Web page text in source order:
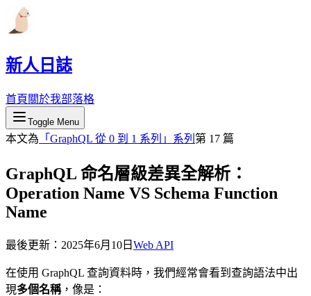
新人日誌
首頁 關於我部落格
Toggle Menu
本文為 「 GraphQL 從 0 到 1 系列 」系列 第 17 篇
GraphQL 命名層級差異全解析：
Operation Name VS Schema Function
Name
最後更新： 2025年6月10日 Web API
在使用 GraphQL 查詢資料時，我們經常會看到查詢語法中出
現多個名稱，像是：